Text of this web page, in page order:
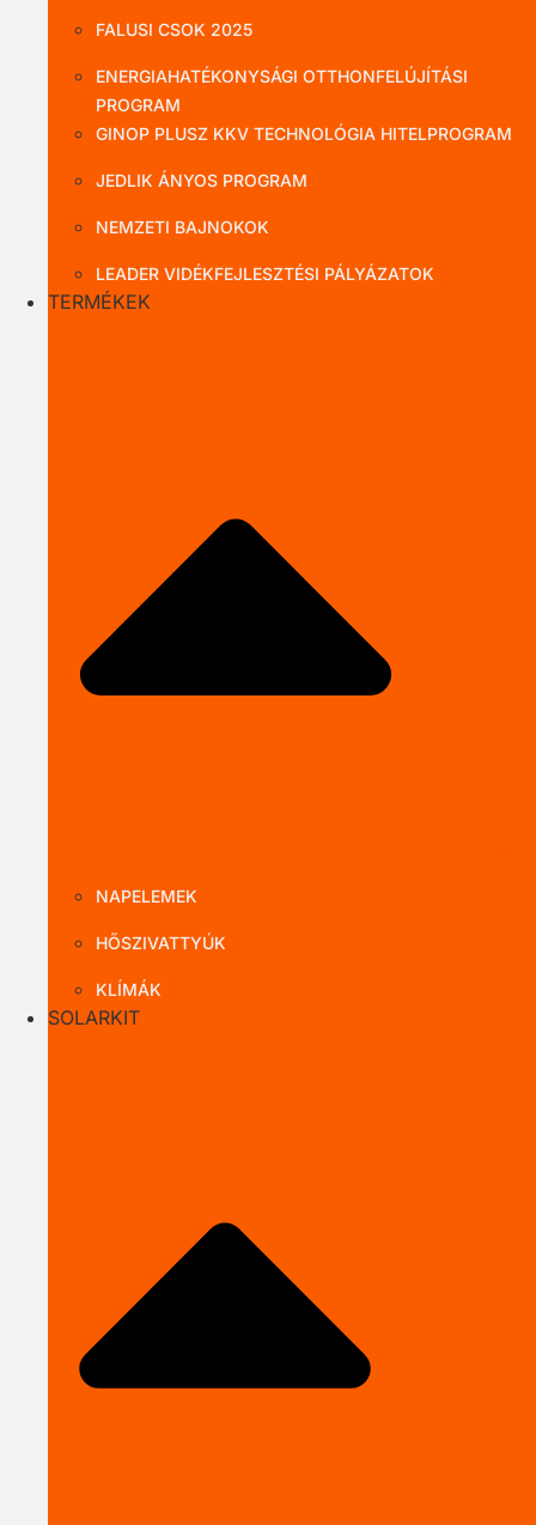
FALUSI CSOK 2025
ENERGIAHATÉKONYSÁGI OTTHONFELÚJÍTÁSI
PROGRAM
GINOP PLUSZ KKV TECHNOLÓGIA HITELPROGRAM
JEDLIK ÁNYOS PROGRAM
NEMZETI BAJNOKOK
LEADER VIDÉKFEJLESZTÉSI PÁLYÁZATOK
TERMÉKEK
NAPELEMEK
HŐSZIVATTYÚK
KLÍMÁK
SOLARKIT